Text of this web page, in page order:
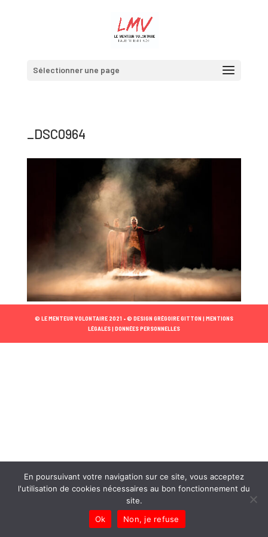
Sélectionner une page
_DSC0964
© LE MENTEUR VOLONTAIRE 2021 •© DESIGN GRÉGOIRE GITTON | MENTIONS
LÉGALES | DONNÉES PERSONNELLES
En poursuivant votre navigation sur ce site, vous acceptez
l'utilisation de cookies nécessaires au bon fonctionnement du
site.
Ok
Non, je refuse